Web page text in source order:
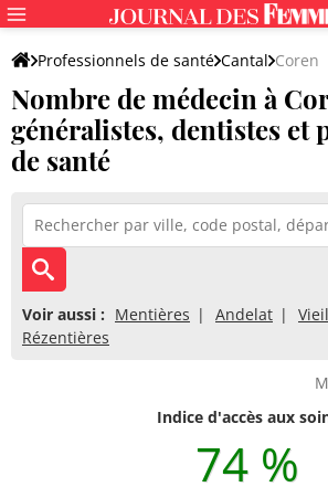
Professionnels de santé Cantal Coren
Nombre de médecin à
généralistes, dentistes et
de santé
Voir aussi : Mentières Andelat
Rézentières
Indice d'accès aux
74 %